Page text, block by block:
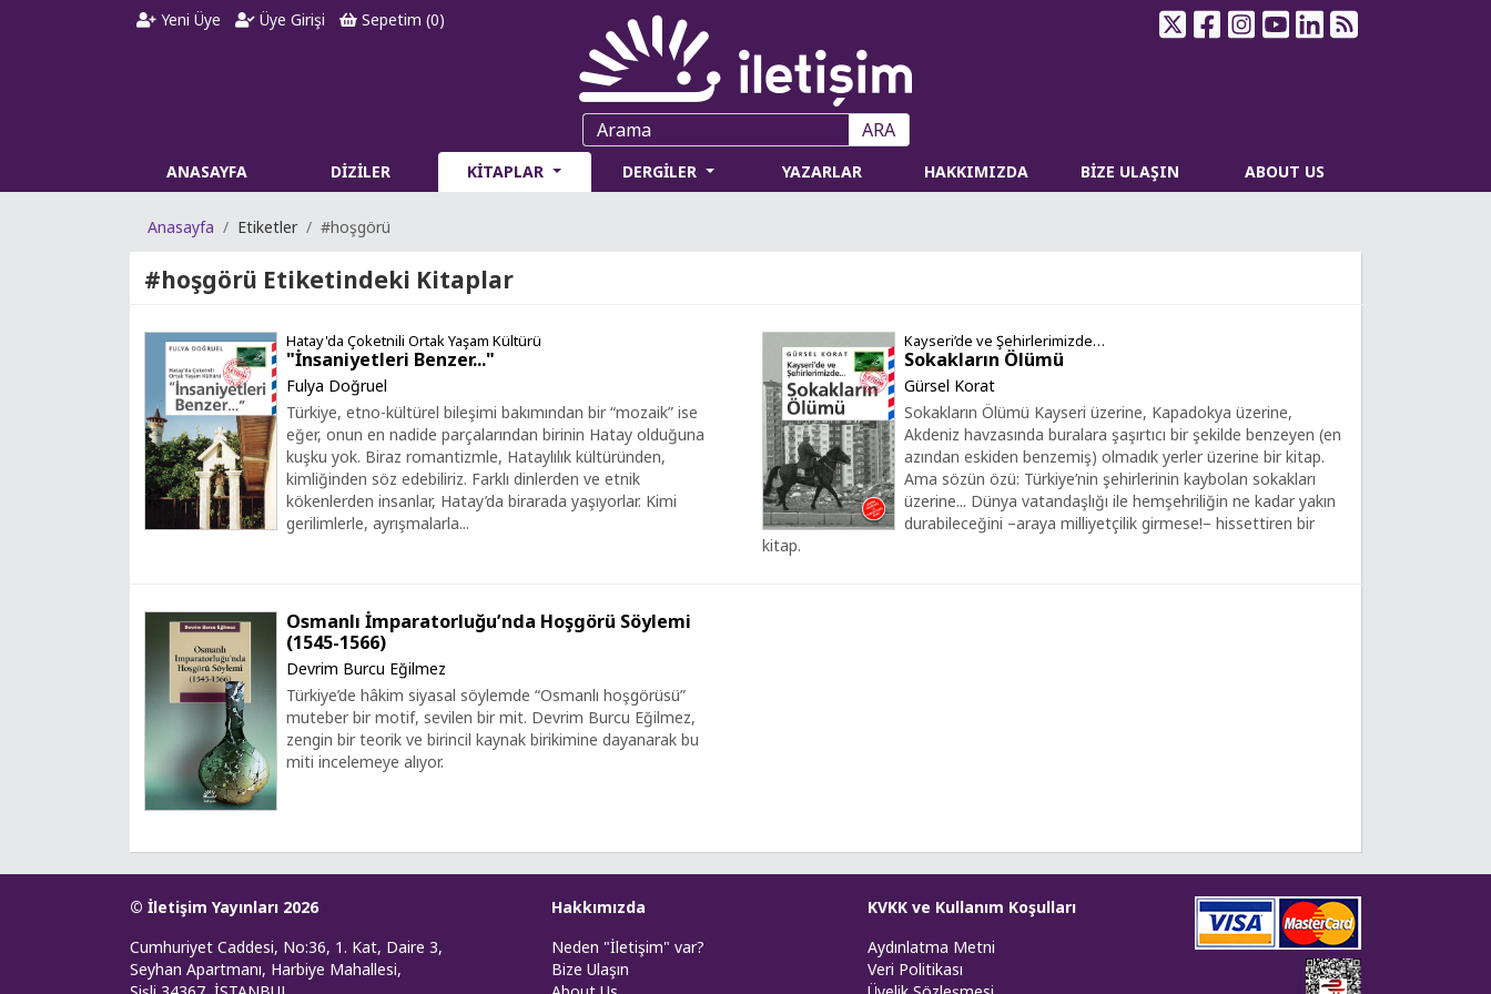
Yeni Üye Üye Girişi Sepetim (0)
ARA
ANASAYFA DİZİLER KİTAPLAR DERGİLER YAZARLAR HAKKIMIZDA BİZE ULAŞIN ABOUT US
Anasayfa Etiketler #hoşgörü
#hoşgörü Etiketindeki Kitaplar
Hatay'da Çoketnili Ortak Yaşam Kültürü
"İnsaniyetleri Benzer..."
Fulya Doğruel
Türkiye, etno-kültürel bileşimi bakımından bir “mozaik” ise
eğer, onun en nadide parçalarından birinin Hatay olduğuna
kuşku yok. Biraz romantizmle, Hataylılık kültüründen,
kimliğinden söz edebiliriz. Farklı dinlerden ve etnik
kökenlerden insanlar, Hatay’da birarada yaşıyorlar. Kimi
gerilimlerle, ayrışmalarla...
Kayseri’de ve Şehirlerimizde…
Sokakların Ölümü
Gürsel Korat
Sokakların Ölümü Kayseri üzerine, Kapadokya üzerine,
Akdeniz havzasında buralara şaşırtıcı bir şekilde benzeyen (en
azından eskiden benzemiş) olmadık yerler üzerine bir kitap.
Ama sözün özü: Türkiye’nin şehirlerinin kaybolan sokakları
üzerine... Dünya vatandaşlığı ile hemşehriliğin ne kadar yakın
durabileceğini –araya milliyetçilik girmese!– hissettiren bir
kitap.
Osmanlı İmparatorluğu’nda Hoşgörü Söylemi
(1545-1566)
Devrim Burcu Eğilmez
Türkiye’de hâkim siyasal söylemde “Osmanlı hoşgörüsü”
muteber bir motif, sevilen bir mit. Devrim Burcu Eğilmez,
zengin bir teorik ve birincil kaynak birikimine dayanarak bu
miti incelemeye alıyor.
© İletişim Yayınları 2026
Cumhuriyet Caddesi, No:36, 1. Kat, Daire 3,
Seyhan Apartmanı, Harbiye Mahallesi,
Hakkımızda
Neden "İletişim" var?
Bize Ulaşın
KVKK ve Kullanım Koşulları
Aydınlatma Metni
Veri Politikası